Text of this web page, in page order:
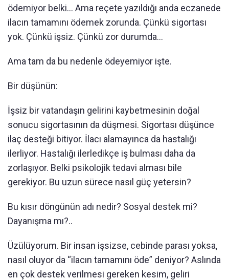
ödemiyor belki… Ama reçete yazıldığı anda eczanede
ilacın tamamını ödemek zorunda. Çünkü sigortası
yok. Çünkü işsiz. Çünkü zor durumda…
Ama tam da bu nedenle ödeyemiyor işte.
Bir düşünün:
İşsiz bir vatandaşın gelirini kaybetmesinin doğal
sonucu sigortasının da düşmesi. Sigortası düşünce
ilaç desteği bitiyor. İlacı alamayınca da hastalığı
ilerliyor. Hastalığı ilerledikçe iş bulması daha da
zorlaşıyor. Belki psikolojik tedavi alması bile
gerekiyor. Bu uzun sürece nasıl güç yetersin?
Bu kısır döngünün adı nedir? Sosyal destek mi?
Dayanışma mı?..
Üzülüyorum. Bir insan işsizse, cebinde parası yoksa,
nasıl oluyor da “ilacın tamamını öde” deniyor? Aslında
en çok destek verilmesi gereken kesim, geliri